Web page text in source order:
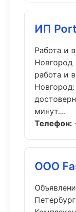
ИП
Работа и
Новгород
работа и
минут....
Телефон:
ООО
Петербург